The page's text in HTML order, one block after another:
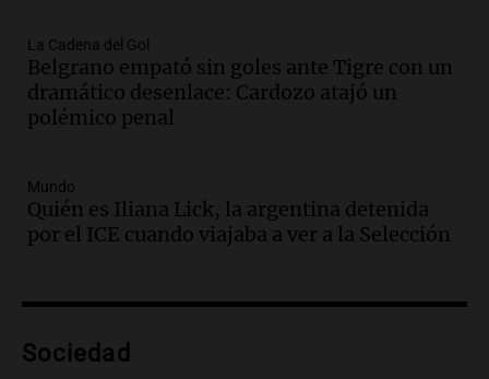
Audio. Juan Pedro Colombo, rematador
de hacienda: “Las tecnologías no
reemplazan el contacto con la gente”
La Argentina, hoy
Audio.
un pozo de 17 metros en Nueva Córdoba
Panorama Federal
Audio.Lanzamiento del Tigo 7 CSH: el
al mercado argentino
La Cadena del Gol
Belgrano empató sin goles ante Tigre con un
dramático desenlace: Cardozo atajó un
polémico penal
Mundo
Quién es Iliana Lick, la argentina detenida
por el ICE cuando viajaba a ver a la Selección
Sociedad